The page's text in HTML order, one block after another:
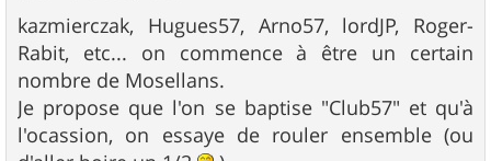
s
s
a
g
e
kazmierczak, Hugues57, Arno57, lordJP, Roger-
Rabit, etc... on commence à être un certain
nombre de Mosellans.
Je propose que l'on se baptise "Club57" et qu'à
l'ocassion, on essaye de rouler ensemble (ou